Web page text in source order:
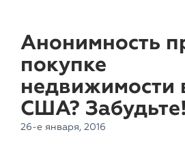
Анонимность
покупке
недвижимости
США? Забудьте!
26-е января, 2016